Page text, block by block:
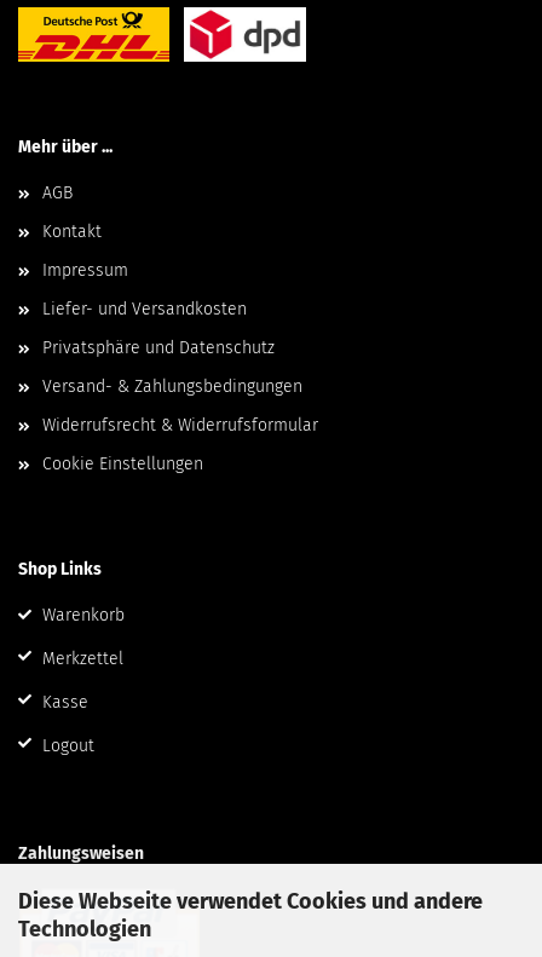
Diese Webseite verwendet Cookies und andere
Technologien
Mehr über ...
AGB
Kontakt
Impressum
Liefer- und Versandkosten
Privatsphäre und Datenschutz
Versand- & Zahlungsbedingungen
Widerrufsrecht & Widerrufsformular
Cookie Einstellungen
Shop Links
Warenkorb
Merkzettel
Kasse
Logout
Zahlungsweisen